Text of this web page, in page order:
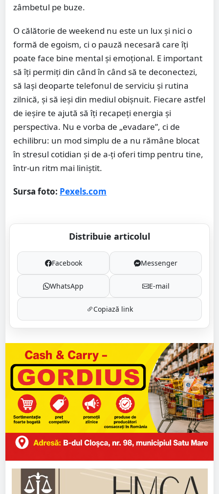
zâmbetul pe buze.
O călătorie de weekend nu este un lux și nici o
formă de egoism, ci o pauză necesară care îți
poate face bine mental și emoțional. E important
să îți permiți din când în când să te deconectezi,
să lași deoparte telefonul de serviciu și rutina
zilnică, și să ieși din mediul obișnuit. Fiecare astfel
de ieșire te ajută să îți recapeți energia și
perspectiva. Nu e vorba de „evadare”, ci de
echilibru: un mod simplu de a nu rămâne blocat
în stresul cotidian și de a-ți oferi timp pentru tine,
într-un ritm mai liniștit.
Sursa foto: Pexels.com
Distribuie articolul
Facebook Messenger
WhatsApp E-mail
Copiază link